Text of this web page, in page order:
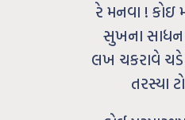
રે મનવા !
સુખના
લખ ચકરાવે ચડે
તરસ્યા